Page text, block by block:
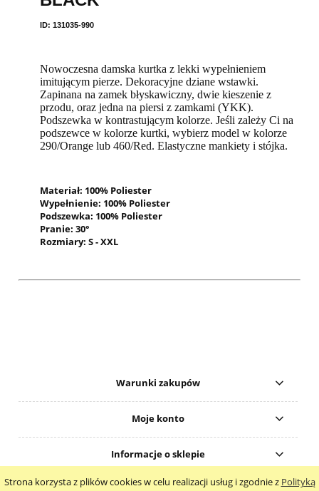
Strona korzysta z plików cookies w celu realizacji usług i zgodnie z Polityką
ID: 131035-990
Nowoczesna damska kurtka z lekki wypełnieniem
imitującym pierze. Dekoracyjne dziane wstawki.
Zapinana na zamek błyskawiczny, dwie kieszenie z
przodu, oraz jedna na piersi z zamkami (YKK).
Podszewka w kontrastującym kolorze. Jeśli zależy Ci na
podszewce w kolorze kurtki, wybierz model w kolorze
290/Orange lub 460/Red. Elastyczne mankiety i stójka.
Materiał: 100% Poliester
Wypełnienie: 100% Poliester
Podszewka: 100% Poliester
Pranie: 30°
Rozmiary: S - XXL
Warunki zakupów
Moje konto
Informacje o sklepie